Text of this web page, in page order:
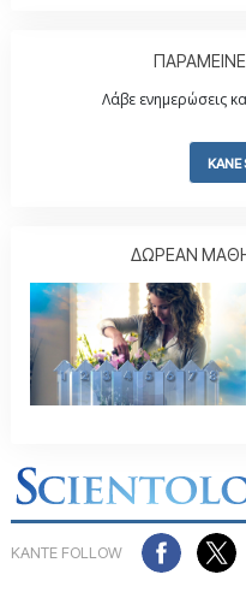
Λάβε ενημερώσεις
ΚΑΝΕ
ΔΩΡΕΑΝ
ΚΑΝΤΕ FOLLOW